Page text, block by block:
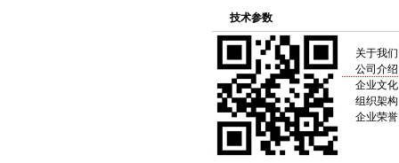
技术参数
关于我们
公司介绍
企业文化
组织架构
企业荣誉